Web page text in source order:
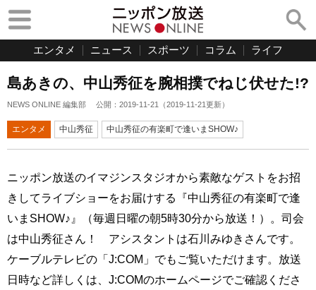
エンタメ ニュース スポーツ コラム ライフ
島あきの、中山秀征を腕相撲でねじ伏せた!?
NEWS ONLINE 編集部 公開： 2019-11-21 （2019-11-21更新）
エンタメ 中山秀征 中山秀征の有楽町で逢いまSHOW♪
ニッポン放送のイマジンスタジオから素敵なゲストをお招
きしてライブショーをお届けする『中山秀征の有楽町で逢
いまSHOW♪』（毎週日曜の朝5時30分から放送！）。司会
は中山秀征さん！ アシスタントは石川みゆきさんです。
ケーブルテレビの「J:COM」でもご覧いただけます。放送
日時など詳しくは、J:COMのホームページでご確認くださ